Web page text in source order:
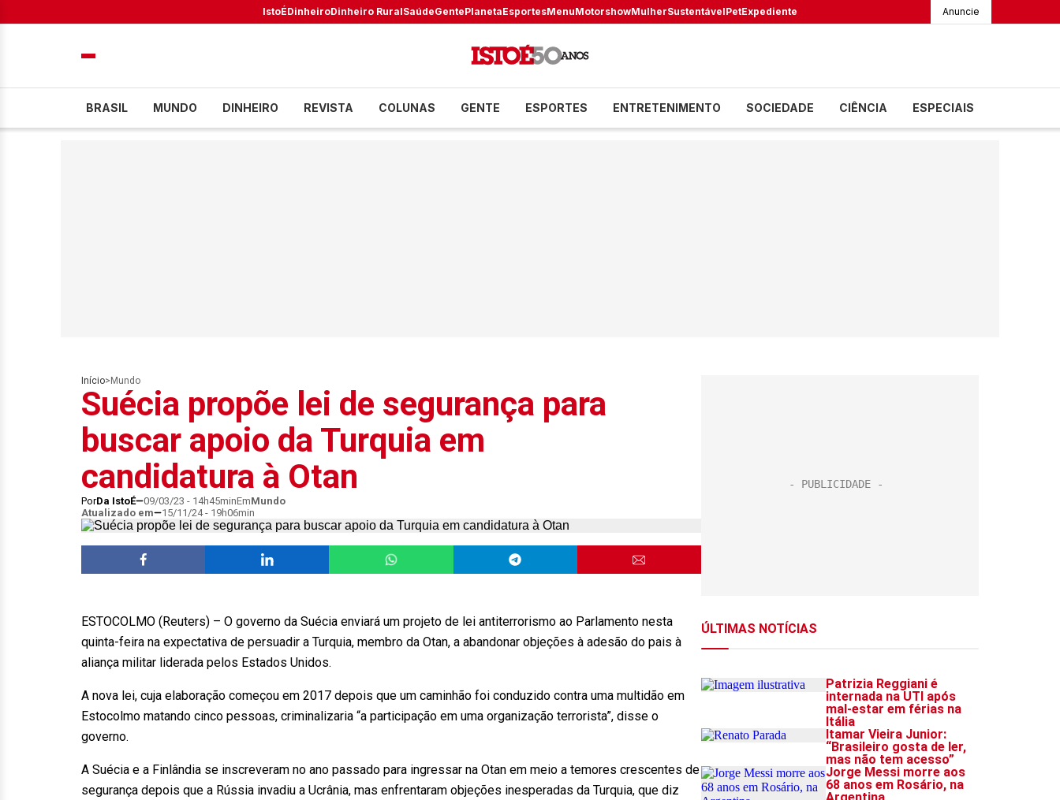
IstoÉDinheiroDinheiro RuralSaúdeGentePlanetaEsportesMenuMotorshowMulherSustentávelPetExpediente Anuncie
BRASIL MUNDO DINHEIRO REVISTA COLUNAS GENTE ESPORTES ENTRETENIMENTO SOCIEDADE CIÊNCIA ESPECIAIS
Início> Mundo
Suécia propõe lei de segurança para
buscar apoio da Turquia em
candidatura à Otan
PorDa IstoÉ 09/03/23 - 14h45minEmMundo
Atualizado em
15/11/24 - 19h06min
ESTOCOLMO (Reuters) – O governo da Suécia enviará um projeto de lei antiterrorismo ao Parlamento nesta
quinta-feira na expectativa de persuadir a Turquia, membro da Otan, a abandonar objeções à adesão do pais à
aliança militar liderada pelos Estados Unidos.
A nova lei, cuja elaboração começou em 2017 depois que um caminhão foi conduzido contra uma multidão em
Estocolmo matando cinco pessoas, criminalizaria “a participação em uma organização terrorista”, disse o
governo.
A Suécia e a Finlândia se inscreveram no ano passado para ingressar na Otan em meio a temores crescentes de
segurança depois que a Rússia invadiu a Ucrânia, mas enfrentaram objeções inesperadas da Turquia, que diz